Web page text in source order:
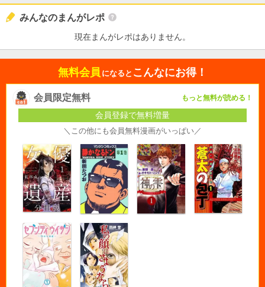
みんなのまんがレポ
現在まんがレポはありません。
無料会員 になると こんなにお得！
会員限定無料 もっと無料が読める！
会員登録で無料増量
＼この他にも会員無料漫画がいっぱい／